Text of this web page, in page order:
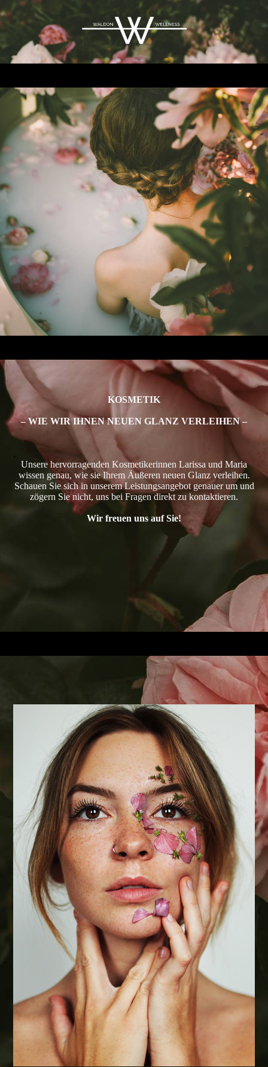
KOS­METIK
– WIE WIR IHNEN NEUEN GLANZ VERLEIHEN –
,
Unsere hervorragenden Kos­me­tiker­in­nen Larissa und Maria
wissen genau, wie sie Ihrem Äußeren neuen Glanz verleihen.
Schauen Sie sich in unserem Leistungs­angebot genauer um und
zögern Sie nicht, uns bei Fragen direkt zu kontaktieren.
Wir freuen uns auf Sie!